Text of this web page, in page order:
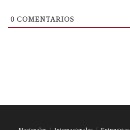
0 COMENTARIOS